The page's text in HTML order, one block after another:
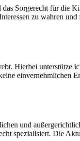
Sorgerecht für die
zu wahren
Hierbei unterstütze
einvernehmlichen
und
spezialisiert. Die